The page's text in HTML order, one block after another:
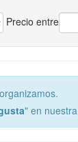
Precio entre
" en nuestra